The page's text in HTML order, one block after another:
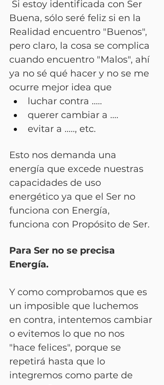
Buena, sólo seré feliz si en la
Realidad encuentro "Buenos",
pero claro, la cosa se complica
cuando encuentro "Malos", ahí
ya no sé qué hacer y no se me
ocurre mejor idea que
luchar contra .....
querer cambiar a ....
evitar a ....., etc.
Esto nos demanda una
energía que excede nuestras
capacidades de uso
energético ya que el Ser no
funciona con Energía,
funciona con Propósito de Ser.
Para Ser no se precisa
Energía.
Y como comprobamos que es
un imposible que luchemos
en contra, intentemos cambiar
o evitemos lo que no nos
"hace felices", porque se
repetirá hasta que lo
integremos como parte de